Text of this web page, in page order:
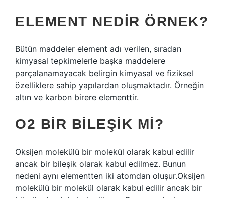
ELEMENT NEDIR ÖRNEK?
Bütün maddeler element adı verilen, sıradan
kimyasal tepkimelerle başka maddelere
parçalanamayacak belirgin kimyasal ve fiziksel
özelliklere sahip yapılardan oluşmaktadır. Örneğin
altın ve karbon birere elementtir.
O2 BIR BILEŞIK MI?
Oksijen molekülü bir molekül olarak kabul edilir
ancak bir bileşik olarak kabul edilmez. Bunun
nedeni aynı elementten iki atomdan oluşur.Oksijen
molekülü bir molekül olarak kabul edilir ancak bir